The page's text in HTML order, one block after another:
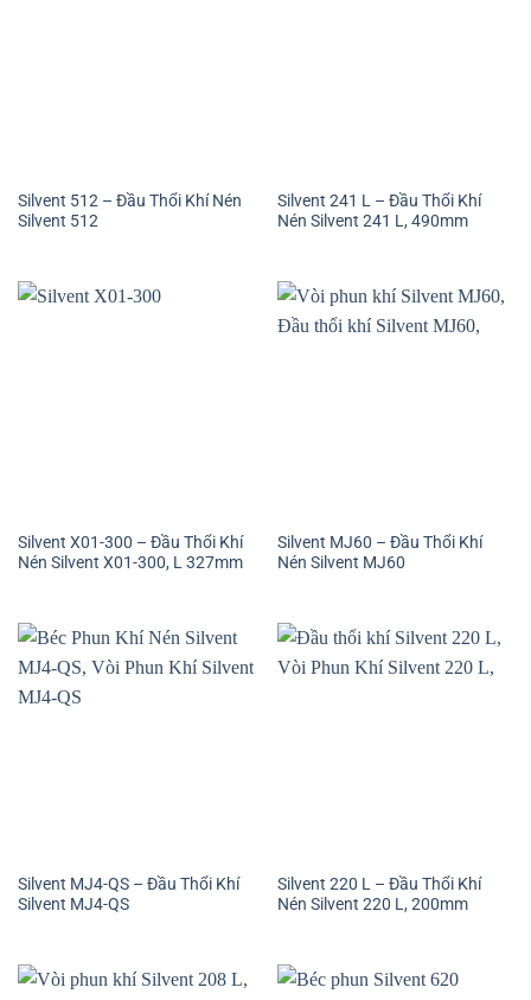
Silvent 512 – Đầu Thổi Khí Nén
Silvent 512
Silvent 241 L – Đầu Thổi Khí
Nén Silvent 241 L, 490mm
Silvent X01-300 – Đầu Thổi Khí
Nén Silvent X01-300, L 327mm
Silvent MJ60 – Đầu Thổi Khí
Nén Silvent MJ60
Silvent MJ4-QS – Đầu Thổi Khí
Silvent MJ4-QS
Silvent 220 L – Đầu Thổi Khí
Nén Silvent 220 L, 200mm